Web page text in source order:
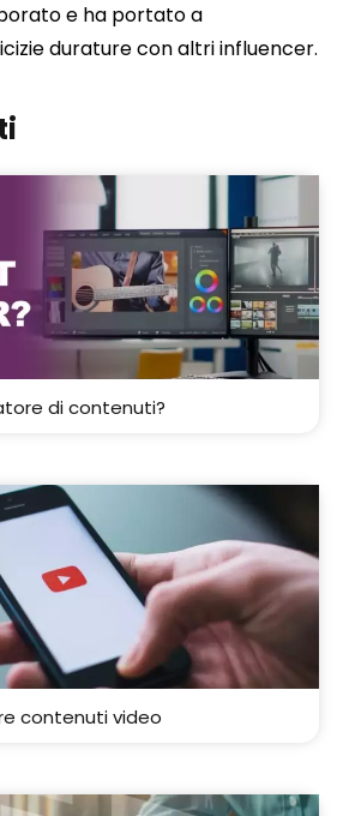
e ha portato a
durature con altri influencer.
di contenuti?
contenuti video